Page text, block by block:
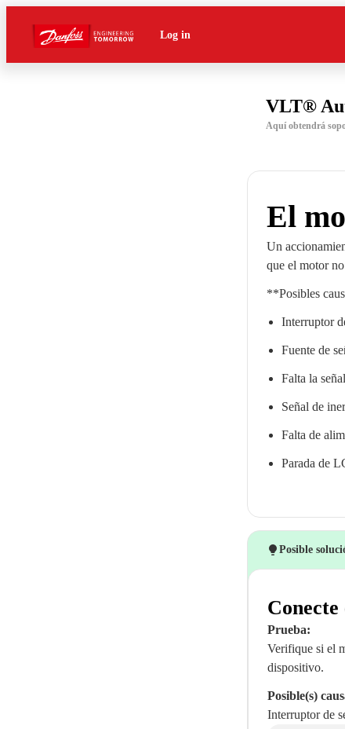
Log in
VLT®
Aquí obtendrá
El
Un
que el motor
**Posibles
Interruptor
Fuente de
Falta la
Señal de
Falta de
Parada de
Posible
Prueba:
Verifique si el
dispositivo.
Posible(s)
Interruptor de